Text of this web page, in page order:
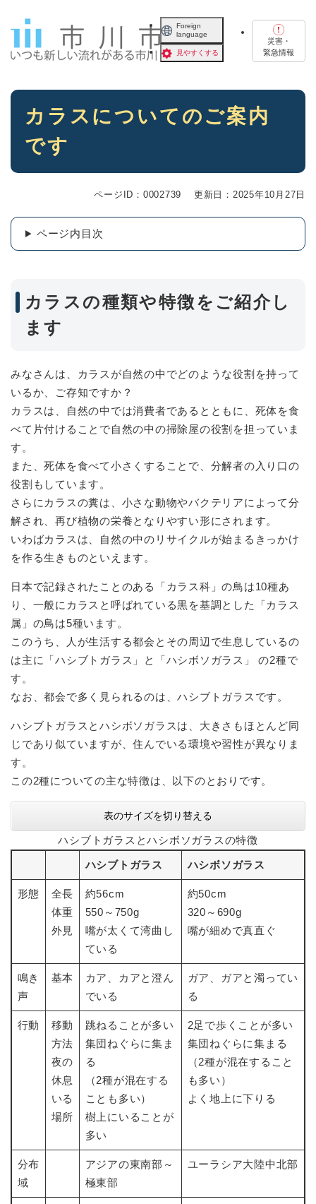
Foreign
language
見やすくする
災害・
緊急情報
本
カラスについてのご案内
です
ページID：0002739 更新日：2025年10月27日
ページ内目次
カラスの種類や特徴をご紹介し
ます
みなさんは、カラスが自然の中でどのような役割を持って
いるか、ご存知ですか？
カラスは、自然の中では消費者であるとともに、死体を食
べて片付けることで自然の中の掃除屋の役割を担っていま
す。
また、死体を食べて小さくすることで、分解者の入り口の
役割もしています。
さらにカラスの糞は、小さな動物やバクテリアによって分
解され、再び植物の栄養となりやすい形にされます。
いわばカラスは、自然の中のリサイクルが始まるきっかけ
を作る生きものといえます。
日本で記録されたことのある「カラス科」の鳥は10種あ
り、一般にカラスと呼ばれている黒を基調とした「カラス
属」の鳥は5種います。
このうち、人が生活する都会とその周辺で生息しているの
は主に「ハシブトガラス」と「ハシボソガラス」 の2種で
す。
​なお、都会で多く見られるのは、ハシブトガラスです。
ハシブトガラスとハシボソガラスは、大きさもほとんど同
じであり似ていますが、住んでいる環境や習性が異なりま
す。
この2種についての主な特徴は、以下のとおりです。
表のサイズを切り替える
ハシブトガラスとハシボソガラスの特徴
ハシブトガラス ハシボソガラス
形態
全長
体重
外見
約56cm
550～750g
嘴が太くて湾曲し
ている
約50cm
320～690g
嘴が細めで真直ぐ
鳴き
声
基本
カア、カアと澄ん
でいる
ガア、ガアと濁ってい
る
行動
移動
方法
夜の
休息
いる
場所
跳ねることが多い
集団ねぐらに集ま
る
（2種が混在する
ことも多い）
樹上にいることが
多い
2足で歩くことが多い
集団ねぐらに集まる
（2種が混在すること
も多い）
よく地上に下りる
分布
域
アジアの東南部～
極東部
ユーラシア大陸中北部